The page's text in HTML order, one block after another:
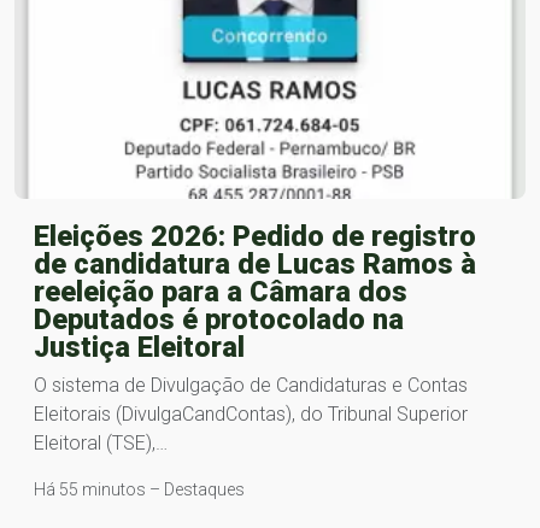
Eleições 2026: Pedido de registro
de candidatura de Lucas Ramos à
reeleição para a Câmara dos
Deputados é protocolado na
Justiça Eleitoral
O sistema de Divulgação de Candidaturas e Contas
Eleitorais (DivulgaCandContas), do Tribunal Superior
Eleitoral (TSE),…
Há 55 minutos – Destaques